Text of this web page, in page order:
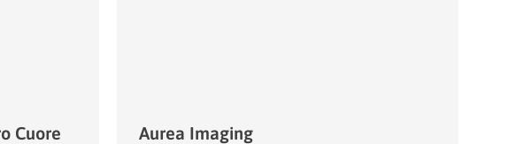
Cuore Aurea Imaging